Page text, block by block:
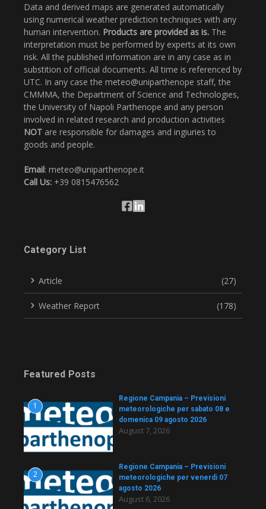
Data and derived maps are generated automatically
using numerical weather prediction techniques with any
human intervention. Products are provided as is. The
interpretation must be performed by experts at its own
risk. All the published information are in any case as in
substition of official documents. All time is referenced by
UTC. In any case the meteo@uniparthenope staff, the
CMMMA, the Department of Science and Technologies,
the University of Napoli Parthenope and any person
involved in related research and production activities
NOT are responsible for damages and ingiuries to
goods and people.
Email: meteo@uniparthenope.it
Call Us: +39 0815476562
Category List
Article (27)
Weather Report (178)
Featured Posts
1
Regione Campania – Previsioni
meteorologiche per sabato 08 e
domenica 09 agosto 2026
August 7, 2026
2
Regione Campania – Previsioni
meteorologiche per venerdì 07
agosto 2026
August 6, 2026